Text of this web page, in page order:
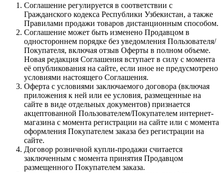
Соглашение регулируется в соответствии с
Гражданского кодекса Республики Узбекистан, а также
Правилами продажи товаров дистанционным способом.
Соглашение может быть изменено Продавцом в
одностороннем порядке без уведомления Пользователя/
Покупателя, включая отзыв Оферты в полном объеме.
Новая редакция Соглашения вступает в силу с момента
её опубликования на сайте, если иное не предусмотрено
условиями настоящего Соглашения.
Оферта с условиями заключаемого договора (включая
приложения к ней или ее условия, размещенные на
сайте в виде отдельных документов) признается
акцептованной Пользователем/Покупателем интернет-
магазина с момента регистрации на сайте или с момента
оформления Покупателем заказа без регистрации на
сайте.
Договор розничной купли-продажи считается
заключенным с момента принятия Продавцом
размещенного Покупателем заказа.